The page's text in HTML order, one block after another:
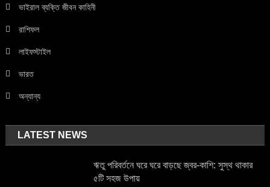
ভাইরাল ব্যক্তি জীবন কাহিনী
রাশিফল
লাইফস্টাইল
ভারত
অন্যান্য
LATEST NEWS
ঋতু পরিবর্তনে ঘরে ঘরে বাড়ছে জ্বর-কাশি: সুস্থ থাকার
৫টি সহজ উপায়